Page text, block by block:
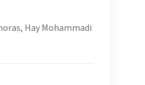
Hay Mohammadi